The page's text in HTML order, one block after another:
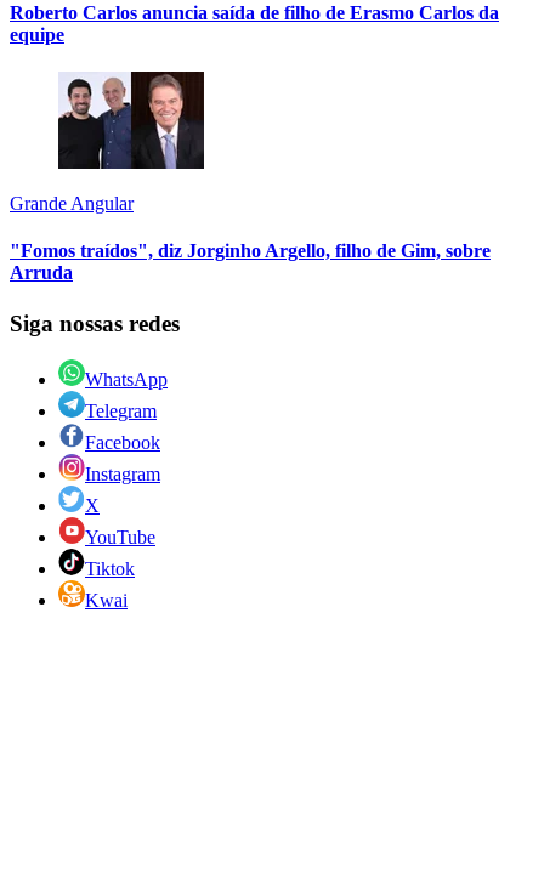
Roberto Carlos anuncia saída de filho de Erasmo Carlos da
equipe
Grande Angular
"Fomos traídos", diz Jorginho Argello, filho de Gim, sobre
Arruda
Siga nossas redes
WhatsApp
Telegram
Facebook
Instagram
X
YouTube
Tiktok
Kwai